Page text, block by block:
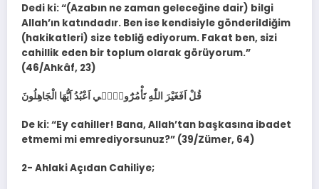
Dedi ki: “(Azabın ne zaman geleceğine dair) bilgi
Allah’ın katındadır. Ben ise kendisiyle gönderildiğim
(hakikatleri) size tebliğ ediyorum. Fakat ben, sizi
cahillik eden bir toplum olarak görüyorum.”
(46/Ahkâf, 23)
قُلْ اَفَغَيْرَ اللّٰهِ تَأْمُرُٓونّ۪ٓي اَعْبُدُ اَيُّهَا الْجَاهِلُونَ
De ki: “Ey cahiller! Bana, Allah’tan başkasına ibadet
etmemi mi emrediyorsunuz?” (39/Zümer, 64)
2- Ahlaki Açıdan Cahiliye;